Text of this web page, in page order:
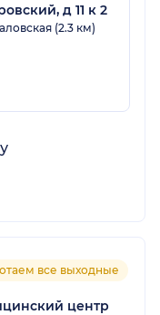
д 11 к 2
(2.3 км)
все выходные
центр